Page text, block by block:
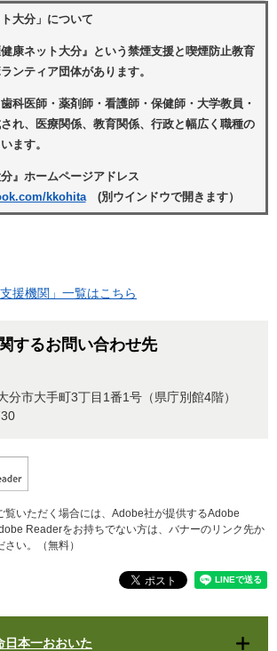
大分」について
康ネット大分』という禁煙支援と喫煙防止教育
ンティア団体があります。
科医師・薬剤師・看護師・保健師・大学教員・
れ、医療関係、教育関係、行政と幅広く職種の
ます。
分』ホームページアドレス
kkohita(別ウインドウで開きます）
援機関」一覧はこちら
するお問い合わせ先
分市大手町3丁目1番1号（県庁別館4階）
覧いただく場合には、Adobe社が提供するAdobe
Readerをお持ちでない方は、バナーのリンク先か
い。（無料）
日本一おおいた